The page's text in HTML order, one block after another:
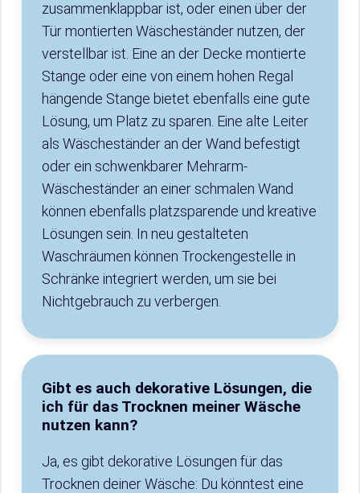
zusammenklappbar ist, oder einen über der
Tür montierten Wäscheständer nutzen, der
verstellbar ist. Eine an der Decke montierte
Stange oder eine von einem hohen Regal
hängende Stange bietet ebenfalls eine gute
Lösung, um Platz zu sparen. Eine alte Leiter
als Wäscheständer an der Wand befestigt
oder ein schwenkbarer Mehrarm-
Wäscheständer an einer schmalen Wand
können ebenfalls platzsparende und kreative
Lösungen sein. In neu gestalteten
Waschräumen können Trockengestelle in
Schränke integriert werden, um sie bei
Nichtgebrauch zu verbergen.
Gibt es auch dekorative Lösungen, die
ich für das Trocknen meiner Wäsche
nutzen kann?
Ja, es gibt dekorative Lösungen für das
Trocknen deiner Wäsche: Du könntest eine